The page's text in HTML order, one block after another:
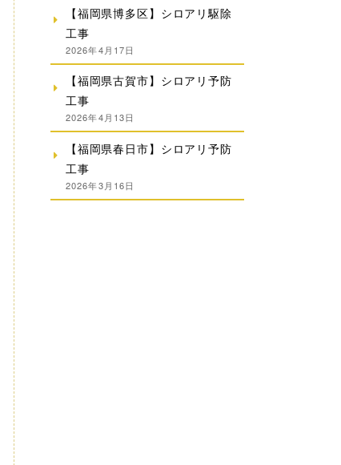
【福岡県博多区】シロアリ駆除
工事
2026年4月17日
【福岡県古賀市】シロアリ予防
工事
2026年4月13日
【福岡県春日市】シロアリ予防
工事
2026年3月16日